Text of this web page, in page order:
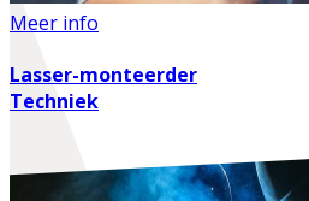
Meer info
Lasser-monteerder
Techniek